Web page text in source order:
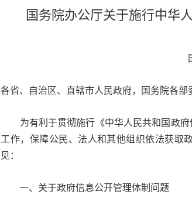
国务院办公厅关于施行中华
各省、自治区、直辖市人民政府，国务院各部
为有利于贯彻施行《中华人民共和国政府
工作，保障公民、法人和其他组织依法获取
见：
一、关于政府信息公开管理体制问题